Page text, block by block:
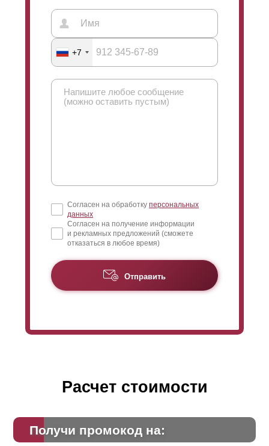
+7
Согласен на обработку персональных
данных
Согласен на получение информации
и рекламных предложений (сможете
отказаться в любое время)
Отправить
Расчет стоимости
Получи промокод на: